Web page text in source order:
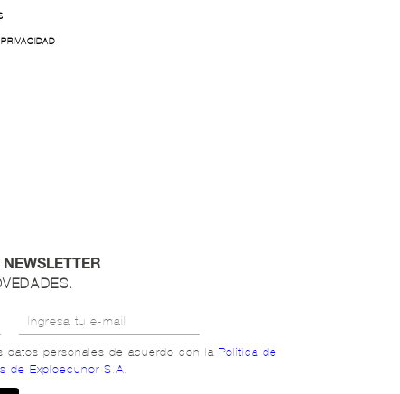
datos personales de acuerdo con la Política de
de Exploecunor S.A.